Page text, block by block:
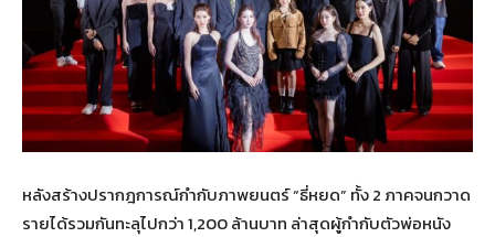
หลังสร้างปรากฎการณ์กำกับภาพยนตร์ “ธี่หยด” ทั้ง 2 ภาคจนกวาด
รายได้รวมกันทะลุไปกว่า 1,200 ล้านบาท ล่าสุดผู้กำกับตัวพ่อหนัง